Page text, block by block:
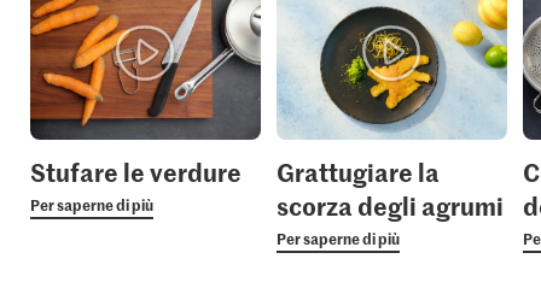
Stufare le verdure
Per saperne di più
Grattugiare la
scorza degli agrumi
Per saperne di più